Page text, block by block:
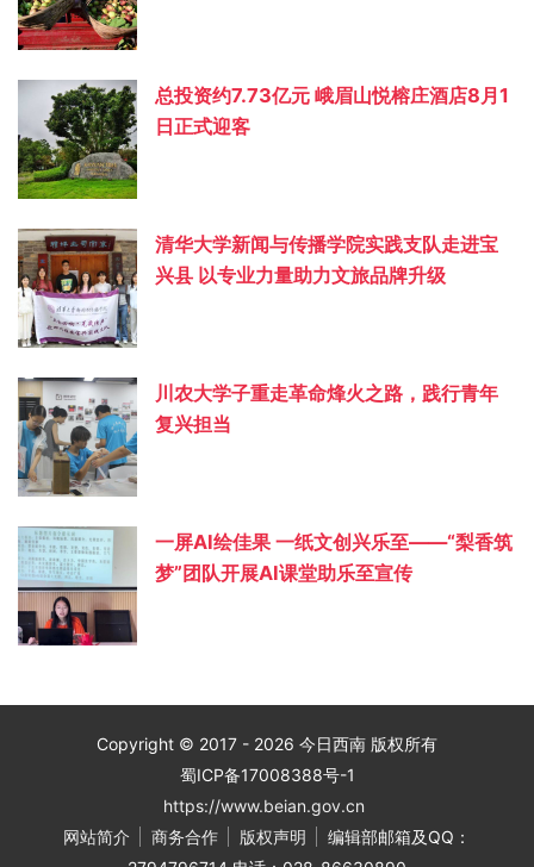
总投资约‌7.73亿元 峨眉山悦榕庄酒店8月1
日正式迎客
清华大学新闻与传播学院实践支队走进宝
兴县 以专业力量助力文旅品牌升级
川农大学子重走革命烽火之路，践行青年
复兴担当
一屏AI绘佳果 一纸文创兴乐至——“梨香筑
梦”团队开展AI课堂助乐至宣传
Copyright © 2017 - 2026 今日西南 版权所有
蜀ICP备17008388号-1
https://www.beian.gov.cn
网站简介
商务合作 版权声明
编辑部邮箱及QQ：